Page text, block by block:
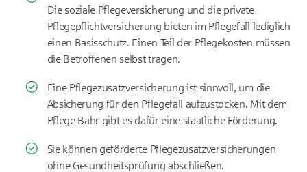
Die soziale Pflegeversicherung und die private
Pflegepflichtversicherung bieten im Pflegefall lediglich
einen Basisschutz. Einen Teil der Pflegekosten müssen
die Betroffenen selbst tragen.
Eine Pflegezusatzversicherung ist sinnvoll, um die
Absicherung für den Pflegefall aufzustocken. Mit dem
Pflege Bahr gibt es dafür eine staatliche Förderung.
Sie können geförderte Pflegezusatzversicherungen
ohne Gesundheitsprüfung abschließen.